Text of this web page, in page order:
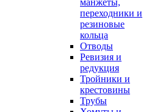
манжеты,
переходники и
резиновые
кольца
Отводы
Ревизия и
редукция
Тройники и
крестовины
Трубы